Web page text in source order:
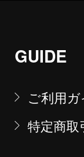
GUIDE
ご利用ガ
特定商